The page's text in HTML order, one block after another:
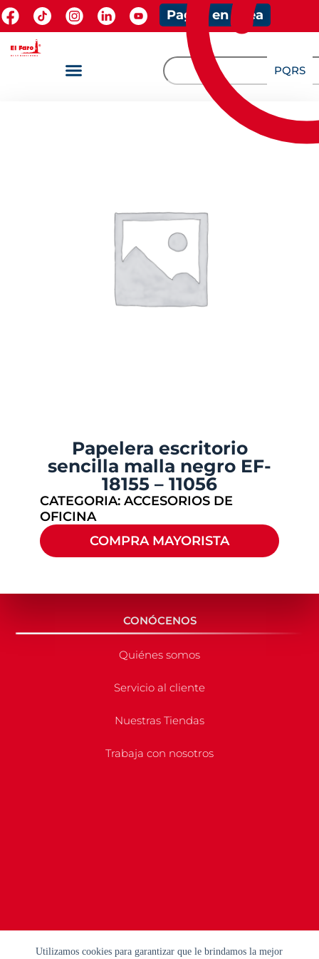
Utilizamos cookies para garantizar que le brindamos la mejor
Pagos en línea
PQRS
Papelera escritorio
sencilla malla negro EF-
18155 – 11056
CATEGORIA: ACCESORIOS DE
OFICINA
COMPRA MAYORISTA
CONÓCENOS
Quiénes somos
Servicio al cliente
Nuestras Tiendas
Trabaja con nosotros